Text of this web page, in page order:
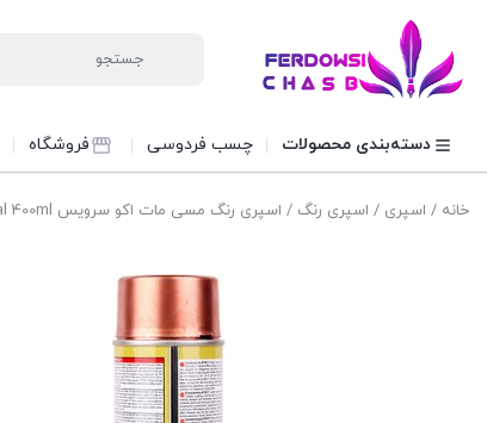
دسته‌بندی محصولات چسب فردوسی فروشگاه
خانه / اسپری / اسپری رنگ / اسپری رنگ مسی مات اکو سرویس Eco Service Special 400ml